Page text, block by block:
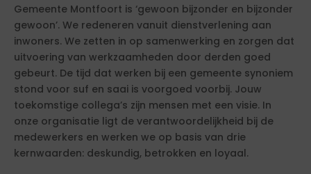
Gemeente Montfoort is ‘gewoon bijzonder en bijzonder
gewoon’. We redeneren vanuit dienstverlening aan
inwoners. We zetten in op samenwerking en zorgen dat
uitvoering van werkzaamheden door derden goed
gebeurt. De tijd dat werken bij een gemeente synoniem
stond voor suf en saai is voorgoed voorbij. Jouw
toekomstige collega’s zijn mensen met een visie. In
onze organisatie ligt de verantwoordelijkheid bij de
medewerkers en werken we op basis van drie
kernwaarden: deskundig, betrokken en loyaal.